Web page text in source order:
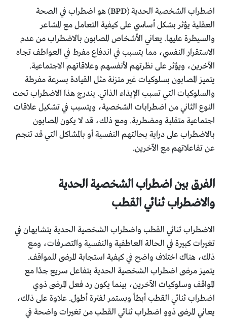
اضطراب الشخصية الحدية (BPD) هو اضطراب في الصحة
العقلية يؤثر بشكل أساسي على كيفية التعامل مع المشاعر
والسيطرة عليها. يعاني الأشخاص المصابون بالاضطراب من عدم
الاستقرار النفسي، مما يتسبب في اندفاع مفرط في العواطف تجاه
الآخرين، ويؤثر على نظرتهم لأنفسهم وعلاقاتهم الاجتماعية.
يتميز المصابون بسلوكيات غير متزنة مثل القيادة بسرعة مفرطة
والسلوكيات التي تسبب الإيذاء الذاتي. يندرج هذا الاضطراب تحت
النوع الثاني من اضطرابات الشخصية، ويتسبب في تشكيل علاقات
اجتماعية متقلبة ومضطربة. ومع ذلك، قد لا يكون المصابون
بالاضطراب على دراية بحالتهم النفسية أو بالمشاكل التي قد تنجم
عن تفاعلاتهم مع الآخرين.
الفرق بين اضطراب الشخصية الحدية
والاضطراب ثنائي القطب
الاضطراب ثنائي القطب واضطراب الشخصية الحدية يتشابهان في
تغيرات كبيرة في الحالة العاطفية والنفسية والتصرفات، ومع
ذلك، هناك اختلاف واضح في كيفية استجابة المرضى للمواقف.
يتميز مرضى اضطراب الشخصية الحدية بتفاعل سريع جدًا مع
المواقف وسلوكيات الآخرين، بينما يكون رد فعل المرضى ذوي
اضطراب ثنائي القطب أبطأ ويستمر لفترة أطول. علاوة على ذلك،
يعاني المرضى ذوو اضطراب ثنائي القطب من تغيرات واضحة في